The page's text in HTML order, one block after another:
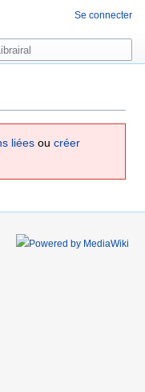
liées ou créer
Se connecter